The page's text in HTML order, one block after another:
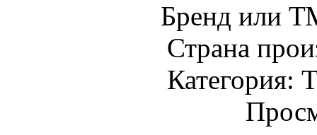
Бренд или
Страна
Категория: